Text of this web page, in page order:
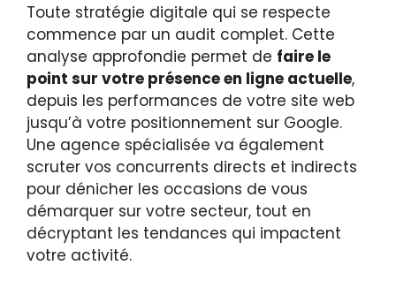
Toute stratégie digitale qui se respecte
commence par un audit complet. Cette
analyse approfondie permet de faire le
point sur votre présence en ligne actuelle,
depuis les performances de votre site web
jusqu’à votre positionnement sur Google.
Une agence spécialisée va également
scruter vos concurrents directs et indirects
pour dénicher les occasions de vous
démarquer sur votre secteur, tout en
décryptant les tendances qui impactent
votre activité.